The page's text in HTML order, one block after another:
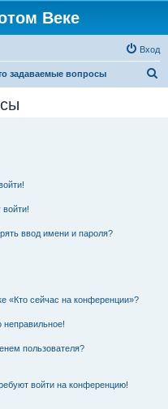
Веке
Вход
задаваемые вопросы
войти!
ввод имени и пароля?
«Кто сейчас на конференции»?
пользователя?
войти на конференцию!